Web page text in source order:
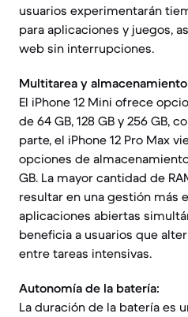
usuarios experimentarán
para aplicaciones y juegos,
web sin interrupciones.
Multitarea y
El iPhone 12 Mini ofrece
de 64 GB, 128 GB y 256 GB,
parte, el iPhone 12 Pro Max
opciones de almacenamiento
GB. La mayor cantidad de
resultar en una gestión más
aplicaciones abiertas
beneficia a usuarios que
entre tareas intensivas.
Autonomía de la batería:
La duración de la batería es